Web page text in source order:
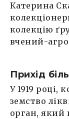
Катерина
колекцію
вчений-
Прихід
У 1919 році,
земство
орган, який